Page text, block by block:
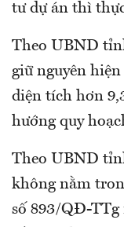
tư dự án thì
Theo UBND
giữ nguyên
diện tích hơn
hướng quy
Theo UBND
không nằm
số 893/QĐ-TTg